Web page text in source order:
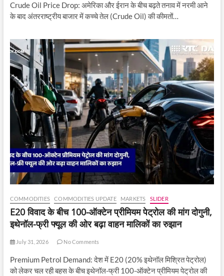
Crude Oil Price Drop: अमेरिका और ईरान के बीच बढ़ते तनाव में नरमी आने
के बाद अंतरराष्ट्रीय बाजार में कच्चे तेल (Crude Oil) की कीमतों…
COMMODITIES COMMODITIES UPDATE MARKETS SLIDER
E20 विवाद के बीच 100-ऑक्टेन प्रीमियम पेट्रोल की मांग दोगुनी,
इथेनॉल-फ्री फ्यूल की ओर बढ़ा वाहन मालिकों का रुझान
July 31, 2026 No Comments
Premium Petrol Demand: देश में E20 (20% इथेनॉल मिश्रित पेट्रोल)
को लेकर चल रही बहस के बीच इथेनॉल-फ्री 100-ऑक्टेन प्रीमियम पेट्रोल की